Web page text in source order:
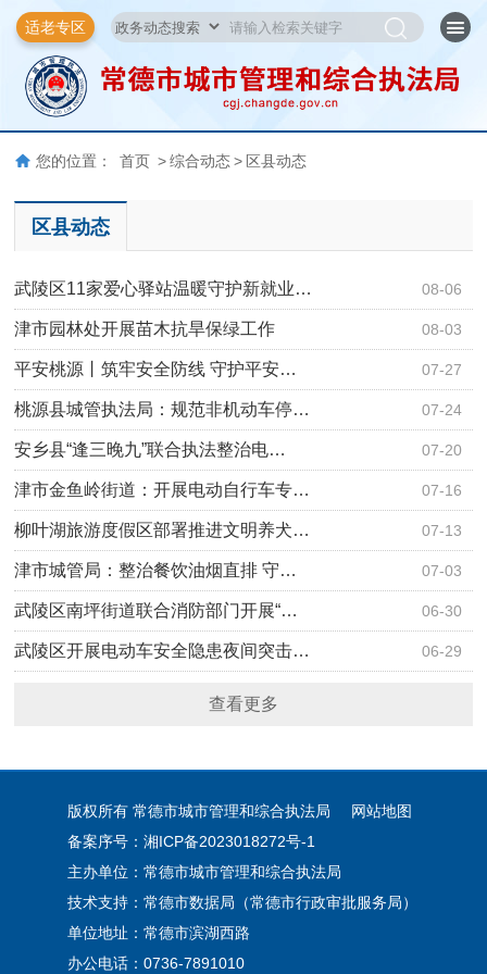
适老专区
您的位置： 首页 > 综合动态 > 区县动态
区县动态
08-06
武陵区11家爱心驿站温暖守护新就业…
08-03
津市园林处开展苗木抗旱保绿工作
07-27
平安桃源丨筑牢安全防线 守护平安…
07-24
桃源县城管执法局：规范非机动车停…
07-20
安乡县“逢三晚九”联合执法整治电…
07-16
津市金鱼岭街道：开展电动自行车专…
07-13
柳叶湖旅游度假区部署推进文明养犬…
07-03
津市城管局：整治餐饮油烟直排 守…
06-30
武陵区南坪街道联合消防部门开展“…
06-29
武陵区开展电动车安全隐患夜间突击…
查看更多
版权所有 常德市城市管理和综合执法局
网站地图
备案序号：湘ICP备2023018272号-1
主办单位：常德市城市管理和综合执法局
技术支持：常德市数据局（常德市行政审批服务局）
单位地址：常德市滨湖西路
办公电话：0736-7891010